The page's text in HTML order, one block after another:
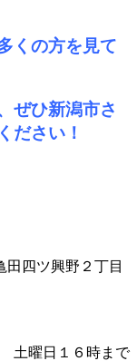
くの方を見て
ぜひ新潟市さ
ださい！
四ツ興野２丁目
土曜日１６時まで